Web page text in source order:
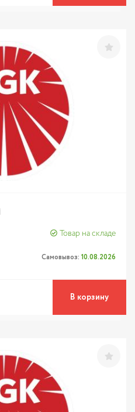
Товар на складе
Самовывоз: 10.08.2026
В корзину